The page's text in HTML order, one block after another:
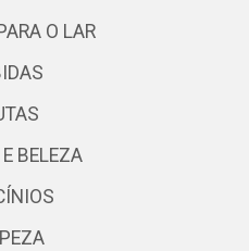
O LAR
BELEZA